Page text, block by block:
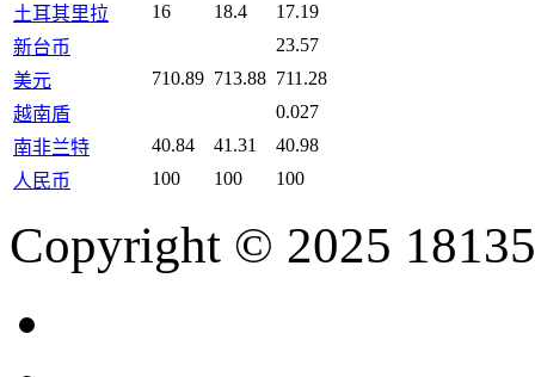
土耳其里拉
16 18.4
17.19
新台币
23.57
美元
710.89 713.88 711.28
越南盾
0.027
南非兰特
40.84 41.31
40.98
人民币
100 100 100
Copyright © 2025